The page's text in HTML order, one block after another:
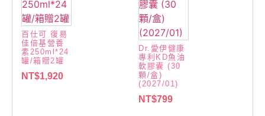
百仕可 復易
佳倍基營養
素250ml*24
罐/箱贈2罐
NT$1,920
Dr.愛伊健康
專利KD魚油
軟膠囊 (30
顆/盒)
(2027/01)
NT$799